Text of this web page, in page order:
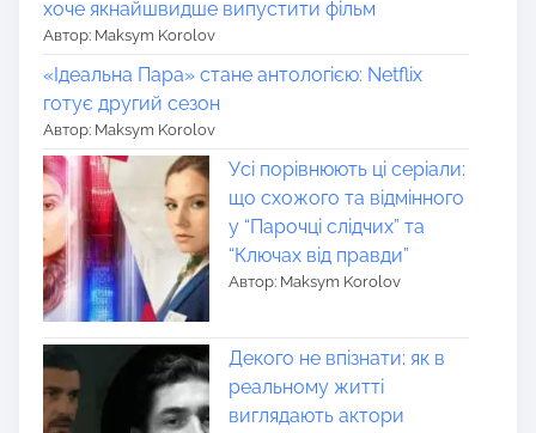
хоче якнайшвидше випустити фільм
Автор: Maksym Korolov
«Ідеальна Пара» стане антологією: Netflix
готує другий сезон
Автор: Maksym Korolov
Усі порівнюють ці серіали:
що схожого та відмінного
у “Парочці слідчих” та
“Ключах від правди”
Автор: Maksym Korolov
Декого не впізнати: як в
реальному житті
виглядають актори